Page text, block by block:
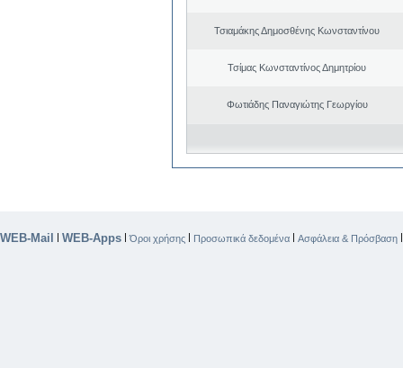
Τσιαμάκης Δημοσθένης Κωνσταντίνου
Τσίμας Κωνσταντίνος Δημητρίου
Φωτιάδης Παναγιώτης Γεωργίου
WEB-Mail | WEB-Apps |Όροι χρήσης | Προσωπικά δεδομένα | Ασφάλεια & Πρόσβαση